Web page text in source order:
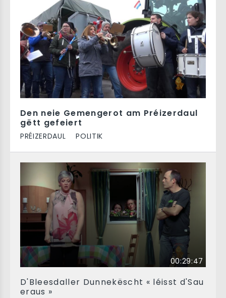
Den neie Gemengerot am Préizerdaul
gëtt gefeiert
PRÉIZERDAUL POLITIK
00:29:47
D'Bleesdaller Dunnekëscht « léisst d'Sau
eraus »